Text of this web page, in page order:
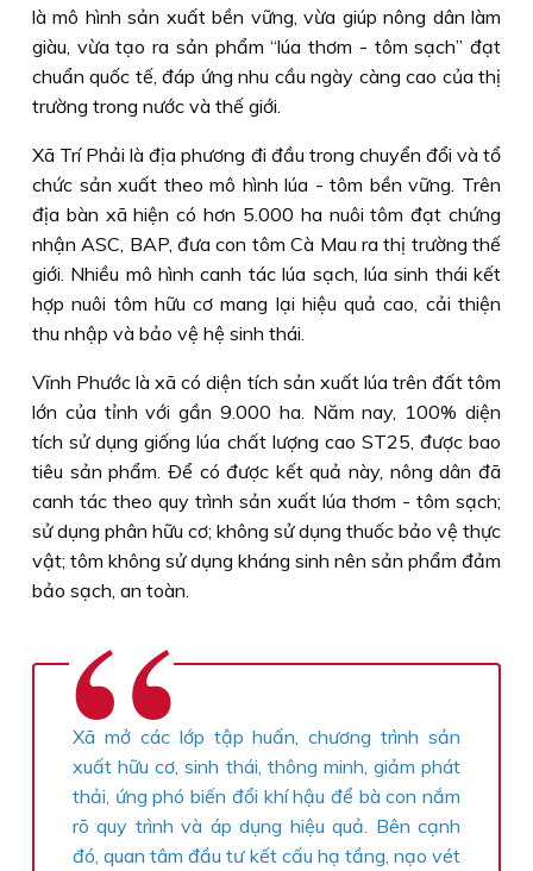
là mô hình sản xuất bền vững, vừa giúp nông dân làm
giàu, vừa tạo ra sản phẩm “lúa thơm - tôm sạch” đạt
chuẩn quốc tế, đáp ứng nhu cầu ngày càng cao của thị
trường trong nước và thế giới.
Xã Trí Phải là địa phương đi đầu trong chuyển đổi và tổ
chức sản xuất theo mô hình lúa - tôm bền vững. Trên
địa bàn xã hiện có hơn 5.000 ha nuôi tôm đạt chứng
nhận ASC, BAP, đưa con tôm Cà Mau ra thị trường thế
giới. Nhiều mô hình canh tác lúa sạch, lúa sinh thái kết
hợp nuôi tôm hữu cơ mang lại hiệu quả cao, cải thiện
thu nhập và bảo vệ hệ sinh thái.
Vĩnh Phước là xã có diện tích sản xuất lúa trên đất tôm
lớn của tỉnh với gần 9.000 ha. Năm nay, 100% diện
tích sử dụng giống lúa chất lượng cao ST25, được bao
tiêu sản phẩm. Ðể có được kết quả này, nông dân đã
canh tác theo quy trình sản xuất lúa thơm - tôm sạch;
sử dụng phân hữu cơ; không sử dụng thuốc bảo vệ thực
vật; tôm không sử dụng kháng sinh nên sản phẩm đảm
bảo sạch, an toàn.
Xã mở các lớp tập huấn, chương trình sản
xuất hữu cơ, sinh thái, thông minh, giảm phát
thải, ứng phó biến đổi khí hậu để bà con nắm
rõ quy trình và áp dụng hiệu quả. Bên cạnh
đó, quan tâm đầu tư kết cấu hạ tầng, nạo vét